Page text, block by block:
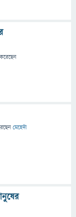
করেছেন
মেহেদী